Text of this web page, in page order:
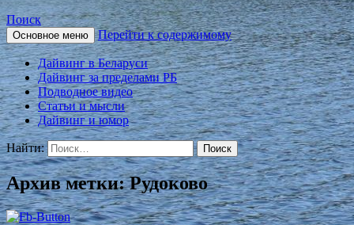
Поиск
Основное меню Перейти к содержимому
Дайвинг в Беларуси
Дайвинг за пределами РБ
Подводное видео
Статьи и мысли
Дайвинг и юмор
Найти:
Архив метки: Рудоково